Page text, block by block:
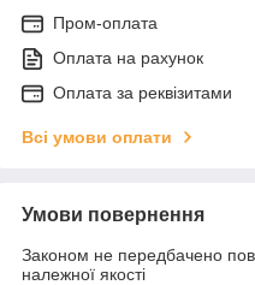
Пром-оплата
Оплата на рахунок
Оплата за реквізитами
Всі умови оплати
Умови повернення
Законом не передбачено
належної якості